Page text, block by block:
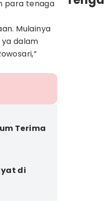
para tenaga
Mulainya
dalam
Terima
di